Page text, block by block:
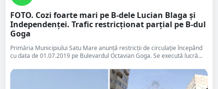
FOTO. Cozi foarte mari pe B-dele Lucian Blaga și
Independenței. Trafic restricționat parțial pe B-dul
Goga
Primăria Municipiului Satu Mare anunță restricții de circulație începând
cu data de 01.07.2019 pe Bulevardul Octavian Goga. Se execută lucră...